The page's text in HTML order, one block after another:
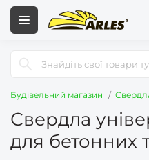
Будівельний магазин
Свердла
для бетонних